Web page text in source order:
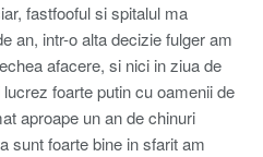
fastfooful si spitalul ma
an, intr-o alta decizie fulger am
afacere, si nici in ziua de
foarte putin cu oamenii de
aproape un an de chinuri
sunt foarte bine in sfarit am